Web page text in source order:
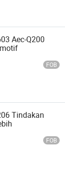
Aec-Q200
FOB
Tindakan
FOB